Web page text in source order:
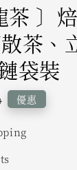
茶 〕
茶、
袋裝
優惠